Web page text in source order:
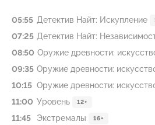
05:55 Детектив Найт: Искупление
07:25 Детектив Найт:
08:50 Оружие древности:
09:35 Оружие древности:
10:15 Оружие древности:
11:00 Уровень 12+
11:45 Экстремалы 16+